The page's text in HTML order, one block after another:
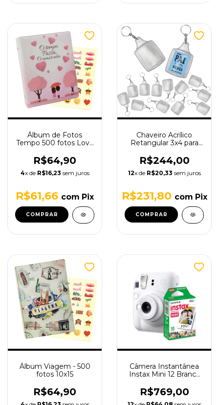
Álbum de Fotos
Tempo 500 fotos Love
(Adesivos)
R$64,90
4x de R$16,23 sem juros
R$61,66 com Pix
Chaveiro Acrílico
Retangular 3x4 para
Unidades
R$244,00
12x de R$20,33 sem juros
R$231,80 com Pix
Álbum Viagem - 500
fotos 10x15
R$64,90
Câmera Instantânea
Instax Mini 12 Branca
poses
R$769,00